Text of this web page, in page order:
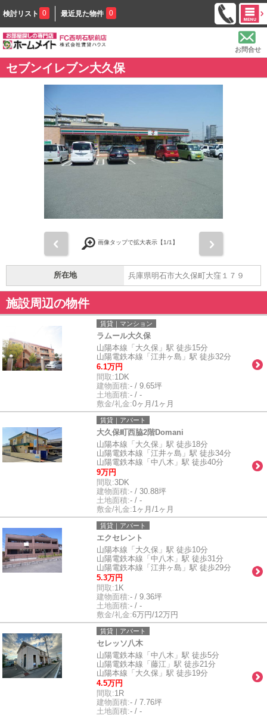
検討リスト 0 最近見た物件 0
お問合せ
セブンイレブン大久保
画像タップで拡大表示【1/1】
所在地 兵庫県明石市大久保町大窪１７９
施設周辺の物件
賃貸｜マンション
ラムール大久保
山陽本線「大久保」駅 徒歩15分
山陽電鉄本線「江井ヶ島」駅 徒歩32分
6.1万円
間取:1DK
建物面積:- / 9.65坪
土地面積:- / -
敷金/礼金:0ヶ月/1ヶ月
賃貸｜アパート
大久保町西脇2階Domani
山陽本線「大久保」駅 徒歩18分
山陽電鉄本線「江井ヶ島」駅 徒歩34分
山陽電鉄本線「中八木」駅 徒歩40分
9万円
間取:3DK
建物面積:- / 30.88坪
土地面積:- / -
敷金/礼金:1ヶ月/1ヶ月
賃貸｜アパート
エクセレント
山陽本線「大久保」駅 徒歩10分
山陽電鉄本線「中八木」駅 徒歩31分
山陽電鉄本線「江井ヶ島」駅 徒歩29分
5.3万円
間取:1K
建物面積:- / 9.36坪
土地面積:- / -
敷金/礼金:6万円/12万円
賃貸｜アパート
セレッソ八木
山陽電鉄本線「中八木」駅 徒歩5分
山陽電鉄本線「藤江」駅 徒歩21分
山陽本線「大久保」駅 徒歩19分
4.5万円
間取:1R
建物面積:- / 7.76坪
土地面積:- / -